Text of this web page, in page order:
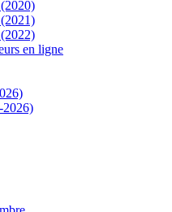
en ligne